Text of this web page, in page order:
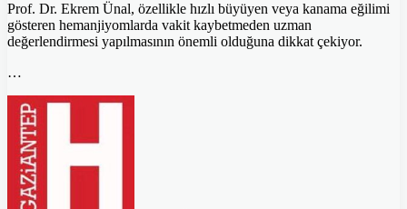
Prof. Dr. Ekrem Ünal, özellikle hızlı büyüyen veya kanama eğilimi
gösteren hemanjiyomlarda vakit kaybetmeden uzman
değerlendirmesi yapılmasının önemli olduğuna dikkat çekiyor.
…